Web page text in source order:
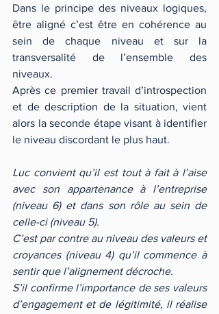
Dans le principe des niveaux logiques,
être aligné c’est être en cohérence au
sein de chaque niveau et sur la
transversalité de l’ensemble des
niveaux.
Après ce premier travail d’introspection
et de description de la situation, vient
alors la seconde étape visant à identifier
le niveau discordant le plus haut.
Luc convient qu’il est tout à fait à l’aise
avec son appartenance à l’entreprise
(niveau 6) et dans son rôle au sein de
celle-ci (niveau 5).
C’est par contre au niveau des valeurs et
croyances (niveau 4) qu’il commence à
sentir que l’alignement décroche.
S’il confirme l’importance de ses valeurs
d’engagement et de légitimité, il réalise